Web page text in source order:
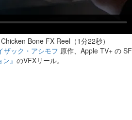
Bone FX Reel（1分22秒）
ザック・アシモフ 原作、Apple TV+ の SF
』 のVFXリール。